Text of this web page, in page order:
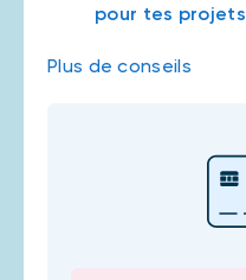
pour tes projets
Plus de conseils